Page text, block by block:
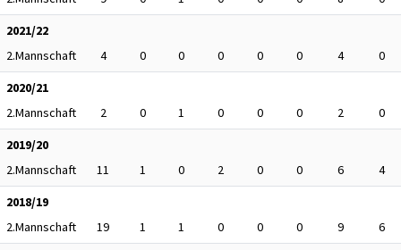
2021/22
2.Mannschaft
4 0 0 0 0 0 4
0
2020/21
2.Mannschaft
2 0 1 0 0 0 2
0
2019/20
2.Mannschaft
11 1 0 2 0 0 6
4
2018/19
2.Mannschaft
19 1 1 0 0 0 9
6